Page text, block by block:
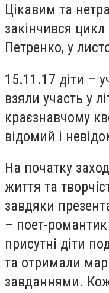
Цікавим та
закінчився
Петренко, у
15.11.17 діти –
взяли участь у
краєзнавчому
відомий і
На початку
життя та
завдяки
– поет-романтик
присутні діти
та отримали
завданнями.